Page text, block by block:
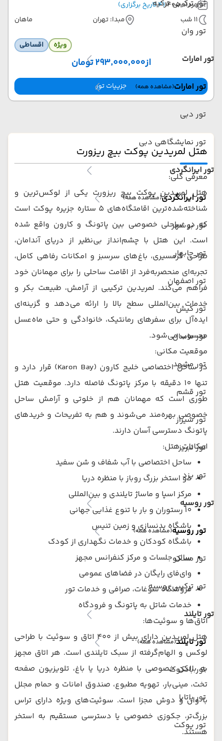
تور ترکیبی ترکیه
تور وان
تور امارات
تور امارات(مشاهده همه)
تور دبی
تور نمایشگاهی دبی
تور ایرانگردی
تور ایرانگردی(مشاهده همه)
تور بوشهر
تور چابهار
تور اصفهان
تور کیش
تور ماسال
تور مشهد
تور قشم
تور شیراز
تور تبریز
تور یزد
تور روسیه
تور روسیه(مشاهده همه)
تور مسکو
تور ترکیبی روسیه
تور تایلند
تور تایلند(مشاهده همه)
تور بانکوک
تور پاتایا
تور پوکت
مرداد 1405
(4 تاریخ برگزاری)
11 شب
مبدا: تهران ماهان
ویژه اقساطی
از۲۹۳٬۰۰۰٬۰۰۰ تومان
جزییات تور
هتل لمریدین پوکت بیچ ریزورت
معرفی کلی:
هتل لمریدین پوکت بیچ ریزورت یکی از لوکس‌ترین و
شناخته‌شده‌ترین اقامتگاه‌های 5 ستاره جزیره پوکت است
که در ساحلی خصوصی بین پاتونگ و کارون واقع شده
است. این هتل با چشم‌انداز بی‌نظیر از دریای آندامان،
طراحی گرمسیری، باغ‌های سرسبز و امکانات رفاهی کامل،
تجربه‌ای منحصربه‌فرد از اقامت ساحلی را برای مهمانان خود
فراهم می‌کند. لمریدین ترکیبی از آرامش، طبیعت بکر و
خدمات بین‌المللی سطح بالا را ارائه می‌دهد و گزینه‌ای
ایده‌آل برای سفرهای رمانتیک، خانوادگی و حتی ماه‌عسل
محسوب می‌شود.
موقعیت مکانی:
در ساحل اختصاصی خلیج کارون (Karon Bay) قرار دارد و
تنها 10 دقیقه با مرکز پاتونگ فاصله دارد. موقعیت هتل
طوری است که مهمانان هم از خلوتی و آرامش ساحل
خصوصی بهره‌مند می‌شوند و هم به تفریحات و خریدهای
پاتونگ دسترسی آسان دارند.
امکانات هتل:
ساحل اختصاصی با آب شفاف و شن سفید
دو استخر بزرگ روباز با منظره دریا
مرکز اسپا و ماساژ تایلندی و بین‌المللی
10 رستوران و بار با تنوع غذایی جهانی
باشگاه بدنسازی و زمین تنیس
باشگاه کودکان و خدمات نگهداری از کودک
سالن جلسات و مرکز کنفرانس مجهز
وای‌فای رایگان در فضاهای عمومی
فروشگاه سوغات، صرافی و خدمات تور
خدمات شاتل به پاتونگ و فرودگاه
اتاق‌ها و سوئیت‌ها:
هتل لمریدین دارای بیش از 400 اتاق و سوئیت با طراحی
لوکس و الهام‌گرفته از سبک تایلندی است. هر اتاق مجهز
به بالکن خصوصی با منظره دریا یا باغ، تلویزیون صفحه
تخت، مینی‌بار، تهویه مطبوع، صندوق امانات و حمام مجلل
با وان و دوش مجزا است. سوئیت‌های ویژه دارای تراس
بزرگ‌تر، جکوزی خصوصی یا دسترسی مستقیم به استخر
هستند.